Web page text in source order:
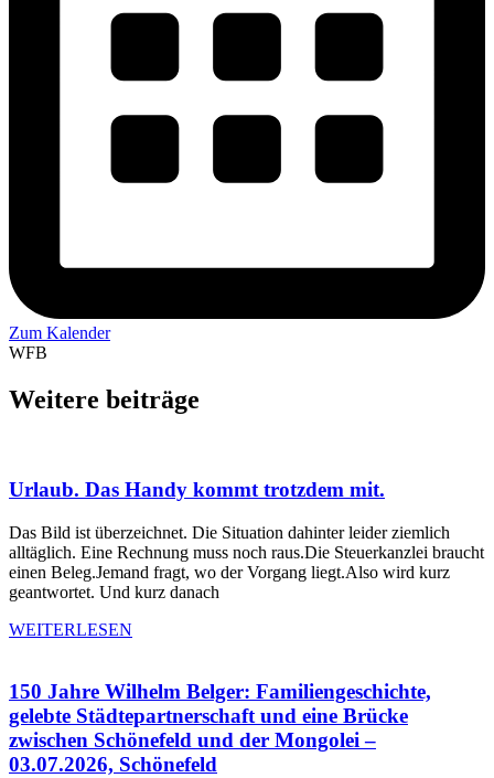
Zum Kalender
WFB
Weitere beiträge
Urlaub. Das Handy kommt trotzdem mit.
Das Bild ist überzeichnet. Die Situation dahinter leider ziemlich
alltäglich. Eine Rechnung muss noch raus.Die Steuerkanzlei braucht
einen Beleg.Jemand fragt, wo der Vorgang liegt.Also wird kurz
geantwortet. Und kurz danach
WEITERLESEN
150 Jahre Wilhelm Belger: Familiengeschichte,
gelebte Städtepartnerschaft und eine Brücke
zwischen Schönefeld und der Mongolei –
03.07.2026, Schönefeld